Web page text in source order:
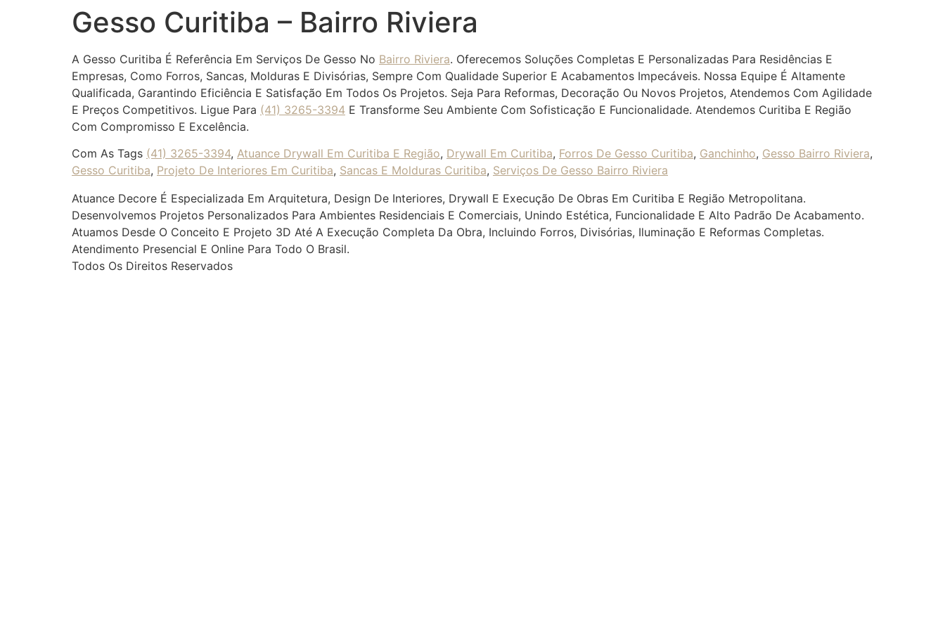
Gesso Curitiba – Bairro Riviera
A Gesso Curitiba É Referência Em Serviços De Gesso No Bairro Riviera. Oferecemos Soluções Completas E Personalizadas Para Residências E
Empresas, Como Forros, Sancas, Molduras E Divisórias, Sempre Com Qualidade Superior E Acabamentos Impecáveis. Nossa Equipe É Altamente
Qualificada, Garantindo Eficiência E Satisfação Em Todos Os Projetos. Seja Para Reformas, Decoração Ou Novos Projetos, Atendemos Com Agilidade
E Preços Competitivos. Ligue Para (41) 3265-3394 E Transforme Seu Ambiente Com Sofisticação E Funcionalidade. Atendemos Curitiba E Região
Com Compromisso E Excelência.
Com As Tags (41) 3265-3394, Atuance Drywall Em Curitiba E Região, Drywall Em Curitiba, Forros De Gesso Curitiba, Ganchinho, Gesso Bairro Riviera,
Gesso Curitiba, Projeto De Interiores Em Curitiba, Sancas E Molduras Curitiba, Serviços De Gesso Bairro Riviera
Atuance Decore É Especializada Em Arquitetura, Design De Interiores, Drywall E Execução De Obras Em Curitiba E Região Metropolitana.
Desenvolvemos Projetos Personalizados Para Ambientes Residenciais E Comerciais, Unindo Estética, Funcionalidade E Alto Padrão De Acabamento.
Atuamos Desde O Conceito E Projeto 3D Até A Execução Completa Da Obra, Incluindo Forros, Divisórias, Iluminação E Reformas Completas.
Atendimento Presencial E Online Para Todo O Brasil.
Todos Os Direitos Reservados